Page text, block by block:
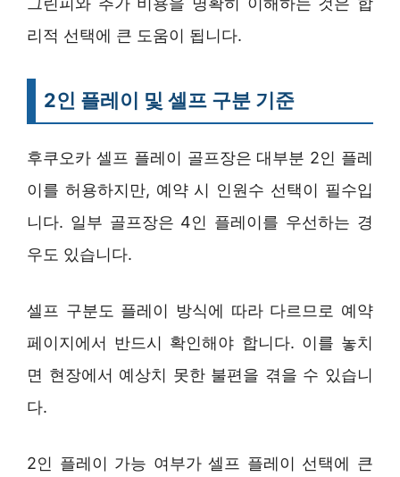
리적 선택에 큰 도움이 됩니다.
2인 플레이 및 셀프 구분 기준
후쿠오카 셀프 플레이 골프장은 대부분 2인 플레
이를 허용하지만, 예약 시 인원수 선택이 필수입
니다. 일부 골프장은 4인 플레이를 우선하는 경
우도 있습니다.
셀프 구분도 플레이 방식에 따라 다르므로 예약
페이지에서 반드시 확인해야 합니다. 이를 놓치
면 현장에서 예상치 못한 불편을 겪을 수 있습니
다.
2인 플레이 가능 여부가 셀프 플레이 선택에 큰